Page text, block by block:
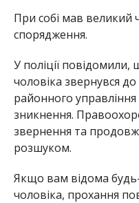
При собі мав
спорядження.
У поліції повідомили,
чоловіка звернувся
районного управління
зникнення.
звернення та
розшуком.
Якщо вам відома
чоловіка, прохання